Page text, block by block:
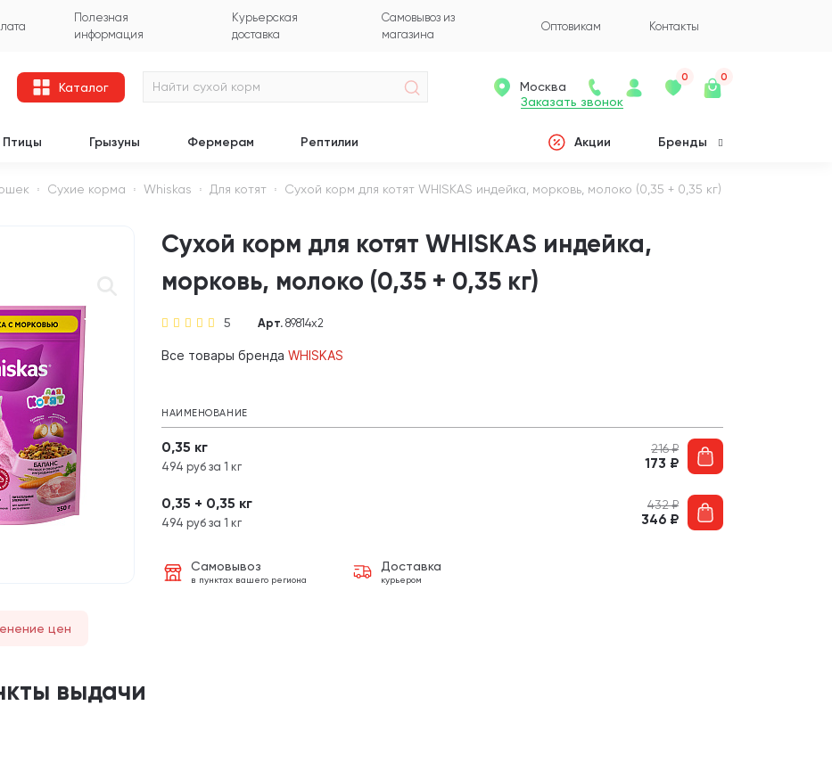
Полезная
информация
Курьерская
доставка
Самовывоз из
магазина
Оптовикам Контакты
Каталог
Заказать звонок
Москва
0 0
Птицы Грызуны Фермерам Рептилии Акции Бренды
Сухие корма Whiskas Для котят Сухой корм для котят WHISKAS индейка, морковь, молоко (0,35 + 0,35 кг)
цен
Сухой корм для котят WHISKAS индейка,
морковь, молоко (0,35 + 0,35 кг)
5 Арт. 89814х2
Все товары бренда WHISKAS
НАИМЕНОВАНИЕ
0,35 кг
494 руб за 1 кг
216₽
173 ₽
0,35 + 0,35 кг
494 руб за 1 кг
432₽
346 ₽
Самовывоз
в пунктах вашего региона
Доставка
курьером
выдачи